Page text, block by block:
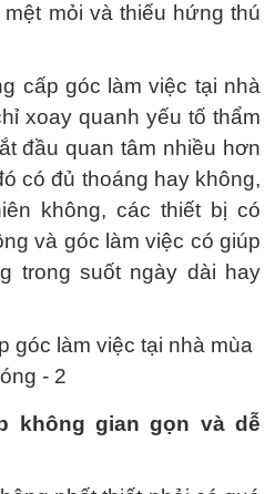
mỏi và thiếu hứng thú
cấp góc làm việc tại nhà
xoay quanh yếu tố thẩm
đầu quan tâm nhiều hơn
có đủ thoáng hay không,
không, các thiết bị có
và góc làm việc có giúp
trong suốt ngày dài hay
không gian gọn và dễ